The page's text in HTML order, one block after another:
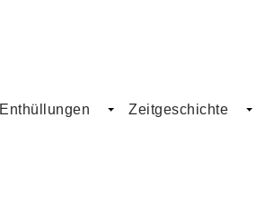
Enthüllungen
Zeitgeschichte